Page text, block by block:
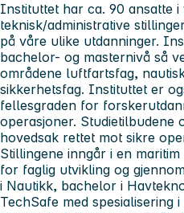
Instituttet har ca. 90 ansatte
teknisk/administrative
på våre ulike utdanninger.
bachelor- og masternivå så
områdene luftfartsfag,
sikkerhetsfag. Instituttet er
fellesgraden for
operasjoner. Studietilbudene
hovedsak rettet mot sikre
Stillingene inngår i en
for faglig utvikling og
i Nautikk, bachelor i
TechSafe med spesialisering